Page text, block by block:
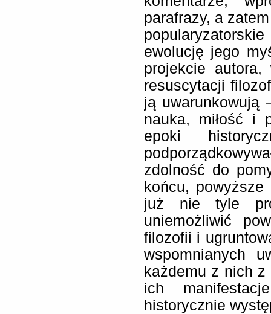
parafrazy, a
ewolucję jego
projekcie
resuscytacji
ją uwarunkowują
nauka, miłość i
epoki
zdolność do
końcu,
już nie tyle
uniemożliwić
filozofii i
wspomnianych
każdemu z nich
ich
historycznie